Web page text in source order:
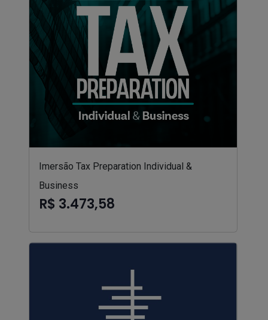
Imersão Tax Preparation Individual &
Business
R$ 3.473,58